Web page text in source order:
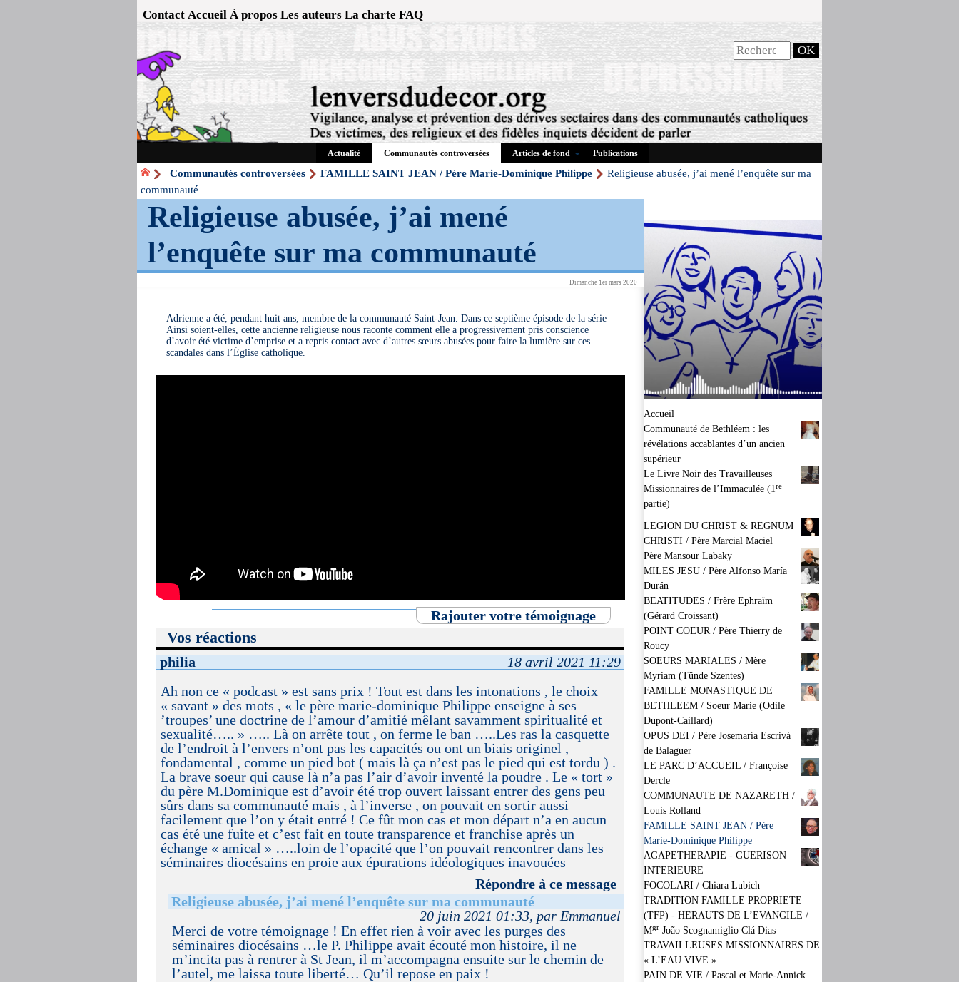
Contact Accueil À propos Les auteurs La charte FAQ
Actualité Communautés controversées Articles de fond Publications
Communautés controversées FAMILLE SAINT JEAN / Père Marie-Dominique Philippe
Religieuse abusée, j’ai mené l’enquête sur ma
communauté
Religieuse abusée, j’ai mené
l’enquête sur ma communauté
Dimanche 1er mars 2020
Adrienne a été, pendant huit ans, membre de la communauté Saint-Jean. Dans ce septième épisode de la série
Ainsi soient-elles, cette ancienne religieuse nous raconte comment elle a progressivement pris conscience
d’avoir été victime d’emprise et a repris contact avec d’autres sœurs abusées pour faire la lumière sur ces
scandales dans l’Église catholique.
Rajouter votre témoignage
Vos réactions
philia
18 avril 2021 11:29
Ah non ce « podcast » est sans prix ! Tout est dans les intonations , le choix
« savant » des mots , « le père marie-dominique Philippe enseigne à ses
’troupes’ une doctrine de l’amour d’amitié mêlant savamment spiritualité et
sexualité….. » ….. Là on arrête tout , on ferme le ban …..Les ras la casquette
de l’endroit à l’envers n’ont pas les capacités ou ont un biais originel ,
fondamental , comme un pied bot ( mais là ça n’est pas le pied qui est tordu ) .
La brave soeur qui cause là n’a pas l’air d’avoir inventé la poudre . Le « tort »
du père M.Dominique est d’avoir été trop ouvert laissant entrer des gens peu
sûrs dans sa communauté mais , à l’inverse , on pouvait en sortir aussi
facilement que l’on y était entré ! Ce fût mon cas et mon départ n’a en aucun
cas été une fuite et c’est fait en toute transparence et franchise après un
échange « amical » …..loin de l’opacité que l’on pouvait rencontrer dans les
séminaires diocésains en proie aux épurations idéologiques inavouées
Répondre à ce message
Religieuse abusée, j’ai mené l’enquête sur ma communauté
20 juin 2021 01:33, par Emmanuel
Merci de votre témoignage ! En effet rien à voir avec les purges des
séminaires diocésains …le P. Philippe avait écouté mon histoire, il ne
m’incita pas à rentrer à St Jean, il m’accompagna ensuite sur le chemin de
l’autel, me laissa toute liberté… Qu’il repose en paix !
Accueil
Communauté de Bethléem : les
révélations accablantes d’un ancien
supérieur
Le Livre Noir des Travailleuses
Missionnaires de l’Immaculée (1re
partie)
LEGION DU CHRIST & REGNUM
CHRISTI / Père Marcial Maciel
Père Mansour Labaky
MILES JESU / Père Alfonso María
Durán
BEATITUDES / Frère Ephraïm
(Gérard Croissant)
POINT COEUR / Père Thierry de
Roucy
SOEURS MARIALES / Mère
Myriam (Tünde Szentes)
FAMILLE MONASTIQUE DE
BETHLEEM / Soeur Marie (Odile
Dupont-Caillard)
OPUS DEI / Père Josemaría Escrivá
de Balaguer
LE PARC D’ACCUEIL / Françoise
Dercle
COMMUNAUTE DE NAZARETH /
Louis Rolland
FAMILLE SAINT JEAN / Père
Marie-Dominique Philippe
AGAPETHERAPIE - GUERISON
INTERIEURE
FOCOLARI / Chiara Lubich
TRADITION FAMILLE PROPRIETE
(TFP) - HERAUTS DE L’EVANGILE /
Mgr João Scognamiglio Clá Dias
TRAVAILLEUSES MISSIONNAIRES DE
« L’EAU VIVE »
PAIN DE VIE / Pascal et Marie-Annick